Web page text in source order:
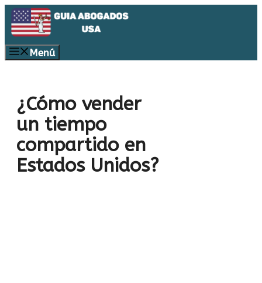
Saltar
al
contenido
Menú
¿Cómo vender
un tiempo
compartido en
Estados Unidos?